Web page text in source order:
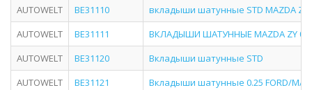
AUTOWELT
BE31110
вкладыши шатунные STD MAZDA ZY
AUTOWELT
BE31111
ВКЛАДЫШИ ШАТУННЫЕ MAZDA ZY
AUTOWELT
BE31120
Вкладыши шатунные STD
AUTOWELT
BE31121
Вкладыши шатунные 0.25 FORD/